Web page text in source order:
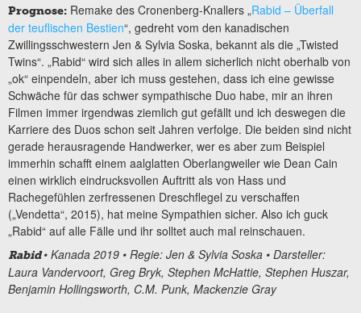
Prognose: Remake des Cronenberg-Knallers „Rabid – Überfall
der teuflischen Bestien“, gedreht vom den kanadischen
Zwillingsschwestern Jen & Sylvia Soska, bekannt als die „Twisted
Twins“. „Rabid“ wird sich alles in allem sicherlich nicht oberhalb von
„ok“ einpendeln, aber ich muss gestehen, dass ich eine gewisse
Schwäche für das schwer sympathische Duo habe, mir an ihren
Filmen immer irgendwas ziemlich gut gefällt und ich deswegen die
Karriere des Duos schon seit Jahren verfolge. Die beiden sind nicht
gerade herausragende Handwerker, wer es aber zum Beispiel
immerhin schafft einem aalglatten Oberlangweiler wie Dean Cain
einen wirklich eindrucksvollen Auftritt als von Hass und
Rachegefühlen zerfressenen Dreschflegel zu verschaffen
(„Vendetta“, 2015), hat meine Sympathien sicher. Also ich guck
„Rabid“ auf alle Fälle und ihr solltet auch mal reinschauen.
Rabid • Kanada 2019 • Regie: Jen & Sylvia Soska • Darsteller:
Laura Vandervoort, Greg Bryk, Stephen McHattie, Stephen Huszar,
Benjamin Hollingsworth, C.M. Punk, Mackenzie Gray